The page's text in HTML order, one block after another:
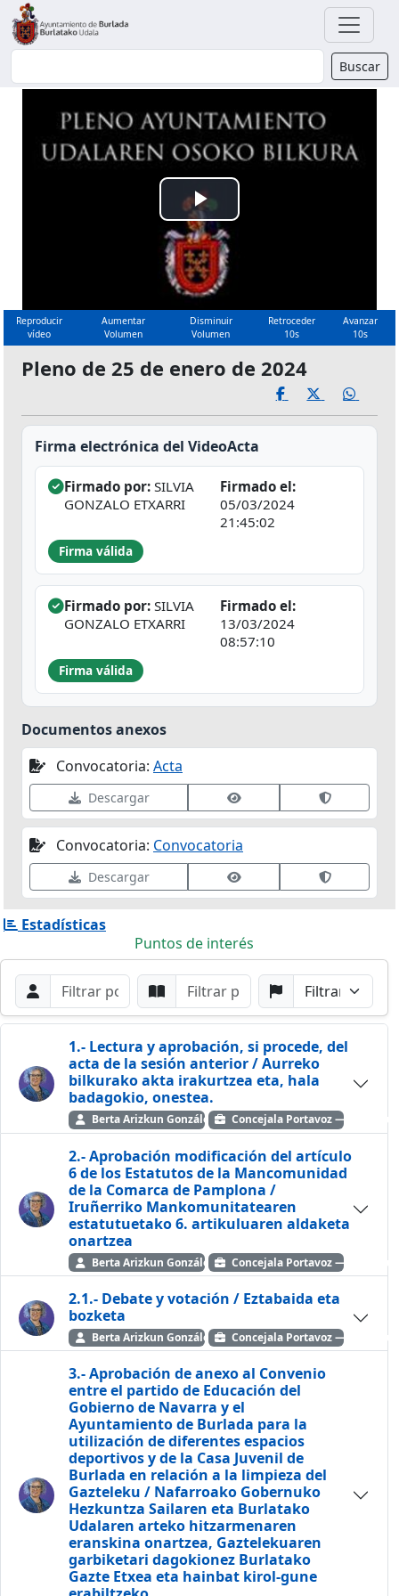
Buscador Buscar
Reproducir
Vídeo
Reproducir
vídeo
Aumentar
Volumen
Disminuir
Volumen
Retroceder
10s
Avanzar
10s
Pleno de 25 de enero de 2024
Firma electrónica del VideoActa
Firmado por: SILVIA
GONZALO ETXARRI
Firmado el:
05/03/2024
21:45:02
Firma válida
Firmado por: SILVIA
GONZALO ETXARRI
Firmado el:
13/03/2024
08:57:10
Firma válida
Documentos anexos
Convocatoria: Acta
Descargar Ver datos de firmaValidar
Convocatoria: Convocatoria
Descargar Ver datos de firmaValidar
Estadísticas
Puntos de interés
Filtros de búsqueda
Buscar por OradorBuscar por Punto Buscar por Partido
Buscar
1.- Lectura y aprobación, si procede, del
acta de la sesión anterior / Aurreko
bilkurako akta irakurtzea eta, hala
badagokio, onestea.
Berta Arizkun González Concejala Portavoz — EH Bildu
2.- Aprobación modificación del artículo
6 de los Estatutos de la Mancomunidad
de la Comarca de Pamplona /
Iruñerriko Mankomunitatearen
estatutuetako 6. artikuluaren aldaketa
onartzea
Berta Arizkun González Concejala Portavoz — EH Bildu
2.1.- Debate y votación / Eztabaida eta
bozketa
Berta Arizkun González Concejala Portavoz — EH Bildu
3.- Aprobación de anexo al Convenio
entre el partido de Educación del
Gobierno de Navarra y el
Ayuntamiento de Burlada para la
utilización de diferentes espacios
deportivos y de la Casa Juvenil de
Burlada en relación a la limpieza del
Gazteleku / Nafarroako Gobernuko
Hezkuntza Sailaren eta Burlatako
Udalaren arteko hitzarmenaren
eranskina onartzea, Gaztelekuaren
garbiketari dagokionez Burlatako
Gazte Etxea eta hainbat kirol-gune